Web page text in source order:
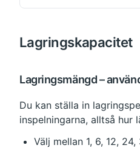
Lagringskapacitet
Lagringsmängd –
Du kan ställa in
inspelningarna, alltså hur
Välj mellan 1, 6, 12,